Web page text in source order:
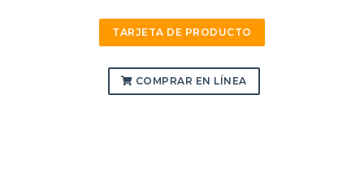
TARJETA DE PRODUCTO
COMPRAR EN LÍNEA